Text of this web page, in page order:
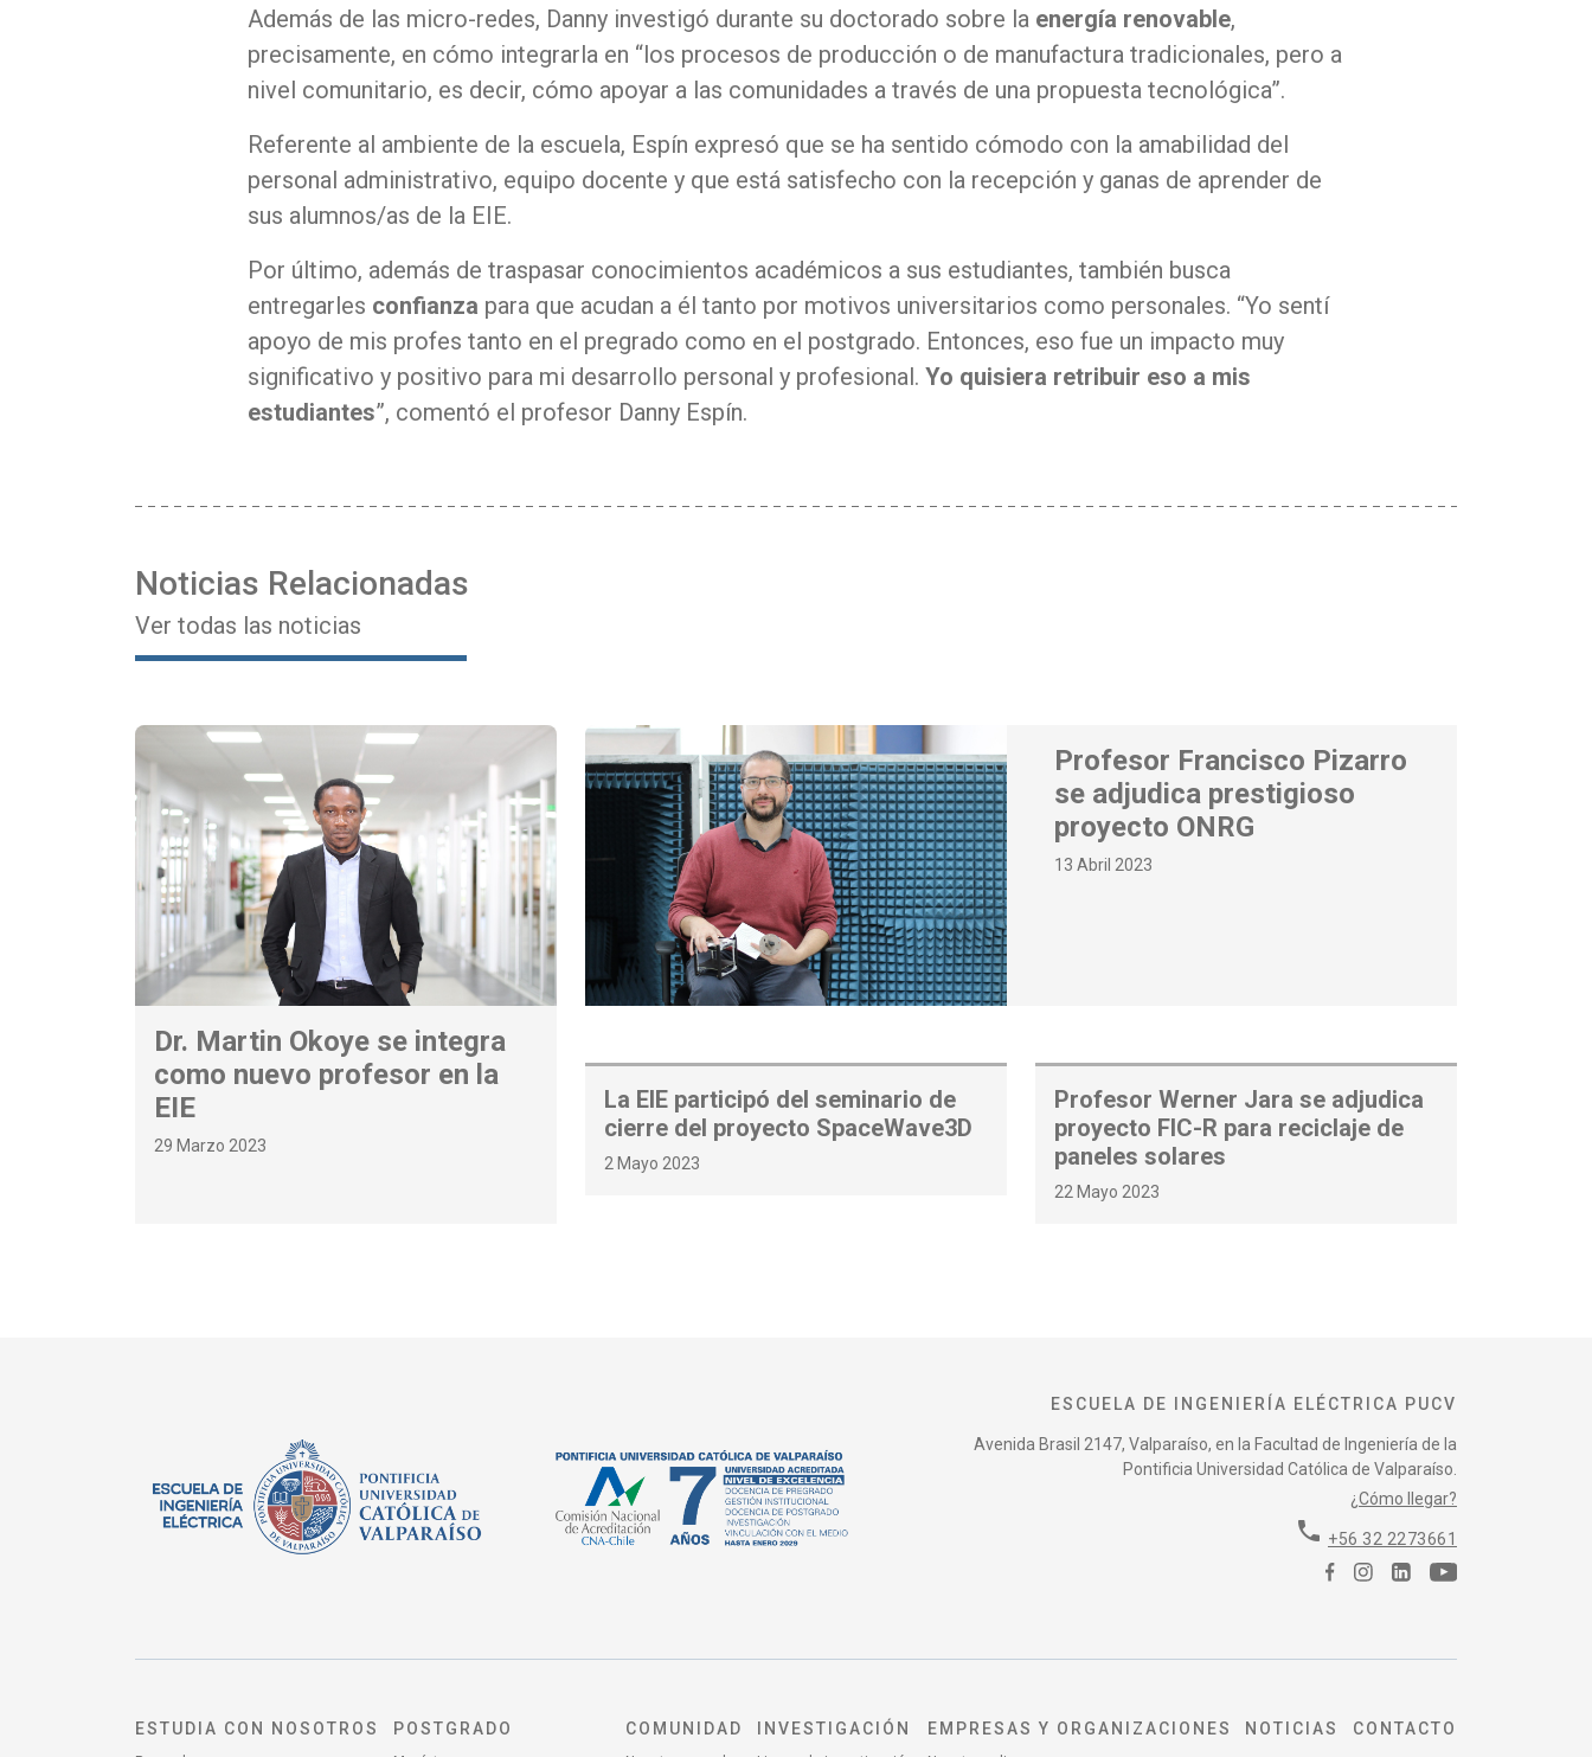
Además de las micro-redes, Danny investigó durante su doctorado sobre la energía renovable,
precisamente, en cómo integrarla en “los procesos de producción o de manufactura tradicionales, pero a
nivel comunitario, es decir, cómo apoyar a las comunidades a través de una propuesta tecnológica”.
Referente al ambiente de la escuela, Espín expresó que se ha sentido cómodo con la amabilidad del
personal administrativo, equipo docente y que está satisfecho con la recepción y ganas de aprender de
sus alumnos/as de la EIE.
Por último, además de traspasar conocimientos académicos a sus estudiantes, también busca
entregarles confianza para que acudan a él tanto por motivos universitarios como personales. “Yo sentí
apoyo de mis profes tanto en el pregrado como en el postgrado. Entonces, eso fue un impacto muy
significativo y positivo para mi desarrollo personal y profesional. Yo quisiera retribuir eso a mis
estudiantes”, comentó el profesor Danny Espín.
Noticias Relacionadas
Ver todas las noticias
Dr. Martin Okoye se integra
como nuevo profesor en la
EIE
29 Marzo 2023
Profesor Francisco Pizarro
se adjudica prestigioso
proyecto ONRG
13 Abril 2023
La EIE participó del seminario de
cierre del proyecto SpaceWave3D
2 Mayo 2023
Profesor Werner Jara se adjudica
proyecto FIC-R para reciclaje de
paneles solares
22 Mayo 2023
ESCUELA DE INGENIERÍA ELÉCTRICA PUCV
Avenida Brasil 2147, Valparaíso, en la Facultad de Ingeniería de la
Pontificia Universidad Católica de Valparaíso.
¿Cómo llegar?
phone +56 32 2273661
ESTUDIA CON NOSOTROS POSTGRADO COMUNIDAD INVESTIGACIÓN EMPRESAS Y ORGANIZACIONES NOTICIAS CONTACTO